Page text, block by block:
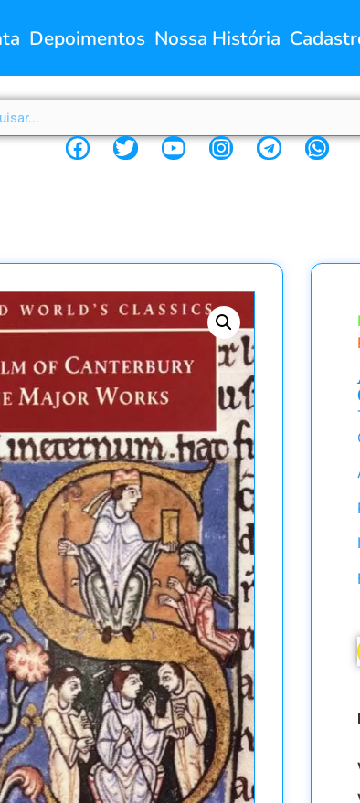
Depoimentos Nossa História